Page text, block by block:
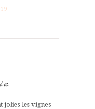
jolies les vignes